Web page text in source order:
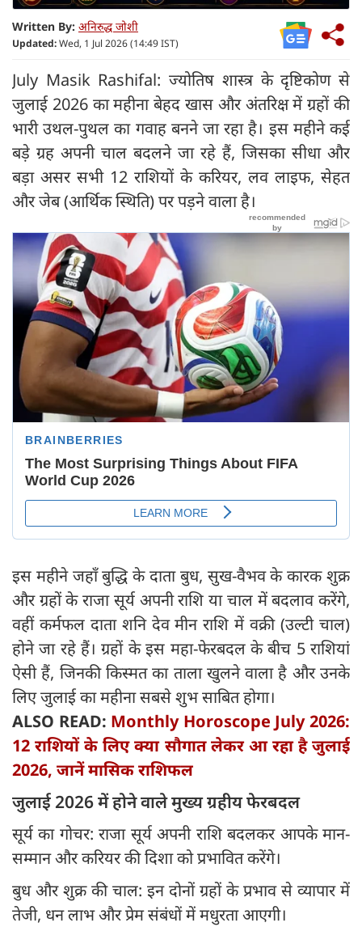
Written By: अनिरुद्ध जोशी
Updated:Wed, 1 Jul 2026 (14:49 IST)
July Masik Rashifal: ज्योतिष शास्त्र के दृष्टिकोण से
जुलाई 2026 का महीना बेहद खास और अंतरिक्ष में ग्रहों की
भारी उथल-पुथल का गवाह बनने जा रहा है। इस महीने कई
बड़े ग्रह अपनी चाल बदलने जा रहे हैं, जिसका सीधा और
बड़ा असर सभी 12 राशियों के करियर, लव लाइफ, सेहत
और जेब (आर्थिक स्थिति) पर पड़ने वाला है।
इस महीने जहाँ बुद्धि के दाता बुध, सुख-वैभव के कारक शुक्र
और ग्रहों के राजा सूर्य अपनी राशि या चाल में बदलाव करेंगे,
वहीं कर्मफल दाता शनि देव मीन राशि में वक्री (उल्टी चाल)
होने जा रहे हैं। ग्रहों के इस महा-फेरबदल के बीच 5 राशियां
ऐसी हैं, जिनकी किस्मत का ताला खुलने वाला है और उनके
लिए जुलाई का महीना सबसे शुभ साबित होगा।
ALSO READ: Monthly Horoscope July 2026:
12 राशियों के लिए क्या सौगात लेकर आ रहा है जुलाई
2026, जानें मासिक राशिफल
जुलाई 2026 में होने वाले मुख्य ग्रहीय फेरबदल
सूर्य का गोचर: राजा सूर्य अपनी राशि बदलकर आपके मान-
सम्मान और करियर की दिशा को प्रभावित करेंगे।
बुध और शुक्र की चाल: इन दोनों ग्रहों के प्रभाव से व्यापार में
तेजी, धन लाभ और प्रेम संबंधों में मधुरता आएगी।